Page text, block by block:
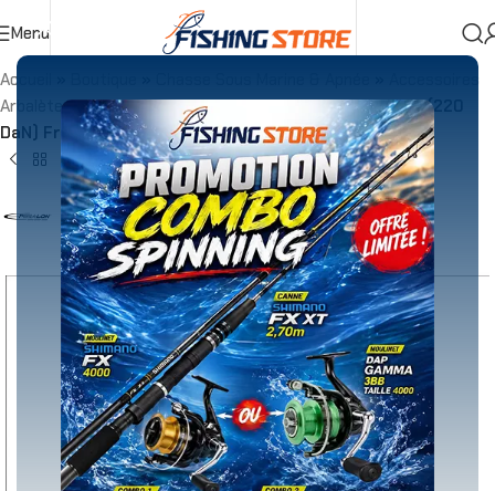
Menu
Accueil
Arbalètes»Dyneema Ultimate rouge – 1.5mm – 100m (220
DaN) France